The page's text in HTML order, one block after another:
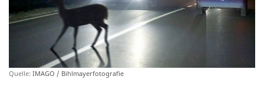
Quelle: IMAGO / Bihlmayerfotografie